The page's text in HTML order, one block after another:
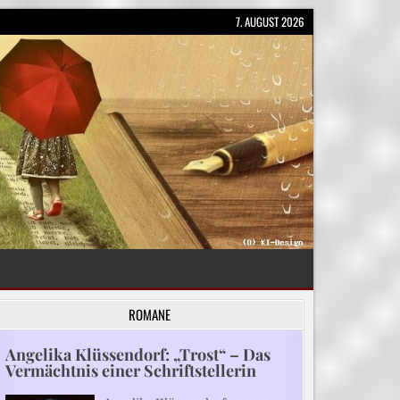
7. AUGUST 2026
ROMANE
Angelika Klüssendorf: „Trost“ – Das
Vermächtnis einer Schriftstellerin